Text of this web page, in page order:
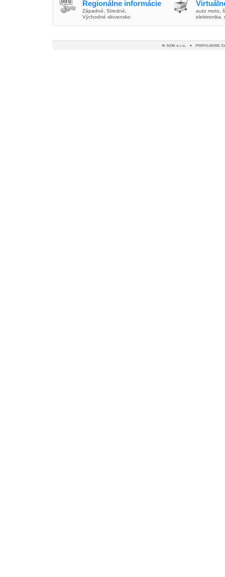
Regionálne informácie
Západné Stredné
Východné slovensko
auto moto
elektronika,